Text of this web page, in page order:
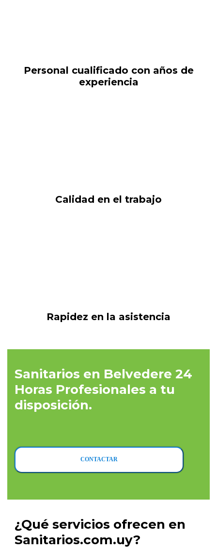
Personal cualificado con años de
experiencia
Calidad en el trabajo
Rapidez en la asistencia
Sanitarios en Belvedere 24
Horas Profesionales a tu
disposición.
CONTACTAR
¿Qué servicios ofrecen en
Sanitarios.com.uy?